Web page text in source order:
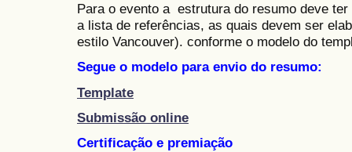
Para o evento a estrutura do resumo deve
a lista de referências, as quais devem ser
estilo Vancouver). conforme o modelo do
Segue o modelo para envio do resumo:
Template
Submissão online
Certificação e premiação